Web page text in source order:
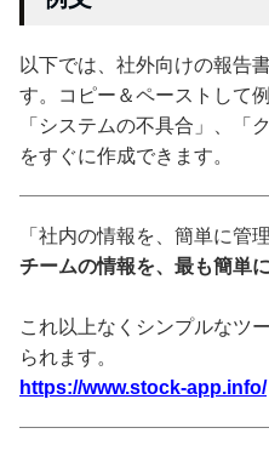
以下では、社外向けの報告
す。コピー＆ペーストして
「システムの不具合」、「
をすぐに作成できます。
「社内の情報を、簡単に管
チームの情報を、最も簡単
これ以上なくシンプルなツ
られます。
https://www.stock-app.info/